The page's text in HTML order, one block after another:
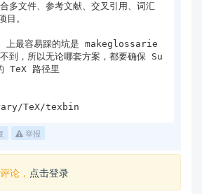
目。
到，所以无论哪套方案，都要确保 Su
TeX 路径里
TeX/texbin
举报
论， 点击登录